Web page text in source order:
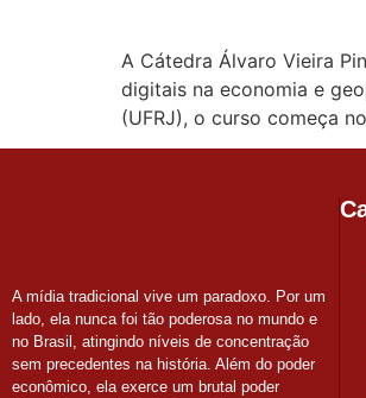
A Cátedra Álvaro Vieira
digitais na economia e
(UFRJ), o curso começa
A mídia tradicional vive um paradoxo. Por um
lado, ela nunca foi tão poderosa no mundo e
no Brasil, atingindo níveis de concentração
sem precedentes na história. Além do poder
econômico, ela exerce um brutal poder